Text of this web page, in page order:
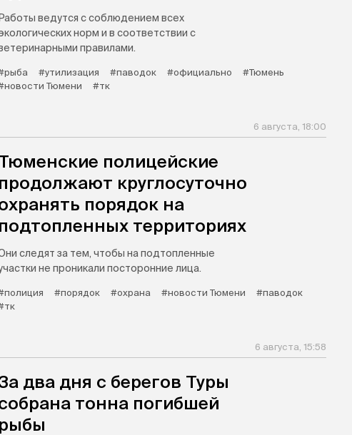
Работы ведутся с соблюдением всех
норм и в соответствии с
правилами.
#утилизация #паводок #официально
#Тюмень
Тюмени
#тк
6 августа, 18:00
полицейские
продолжают круглосуточно
порядок на
подтопленных территориях
следят за тем, чтобы на подтопленные
не проникали посторонние лица.
#порядок #охрана #новости Тюмени
#паводок
6 августа, 15:58
два дня с берегов Туры
тонна погибшей
рыбы